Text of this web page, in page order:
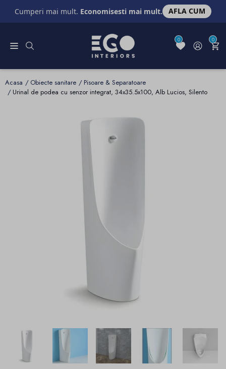
Cumperi mai mult. Economisesti mai mult. AFLA CUM
0 0
Acasa Obiecte sanitare
Pisoare & Separatoare
Urinal de podea cu senzor integrat, 34x35.5x100, Alb Lucios, Silento